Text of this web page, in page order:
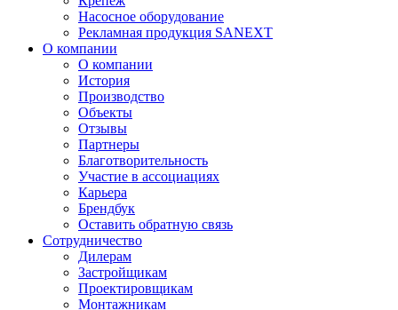
Насосное оборудование
Рекламная продукция SANEXT
О компании
О компании
История
Производство
Объекты
Отзывы
Партнеры
Благотворительность
Участие в ассоциациях
Карьера
Брендбук
Оставить обратную связь
Сотрудничество
Дилерам
Застройщикам
Проектировщикам
Монтажникам